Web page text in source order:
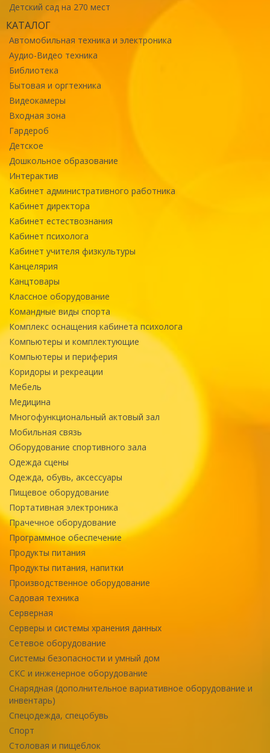
Детский сад на 270 мест
КАТАЛОГ
Автомобильная техника и электроника
Аудио-Видео техника
Библиотека
Бытовая и оргтехника
Видеокамеры
Входная зона
Гардероб
Детское
Дошкольное образование
Интерактив
Кабинет административного работника
Кабинет директора
Кабинет естествознания
Кабинет психолога
Кабинет учителя физкультуры
Канцелярия
Канцтовары
Классное оборудование
Командные виды спорта
Комплекс оснащения кабинета психолога
Компьютеры и комплектующие
Компьютеры и периферия
Коридоры и рекреации
Мебель
Медицина
Многофункциональный актовый зал
Мобильная связь
Оборудование спортивного зала
Одежда сцены
Одежда, обувь, аксессуары
Пищевое оборудование
Портативная электроника
Прачечное оборудование
Программное обеспечение
Продукты питания
Продукты питания, напитки
Производственное оборудование
Садовая техника
Серверная
Серверы и системы хранения данных
Сетевое оборудование
Системы безопасности и умный дом
СКС и инженерное оборудование
Снарядная (дополнительное вариативное оборудование и
инвентарь)
Спецодежда, спецобувь
Спорт
Столовая и пищеблок